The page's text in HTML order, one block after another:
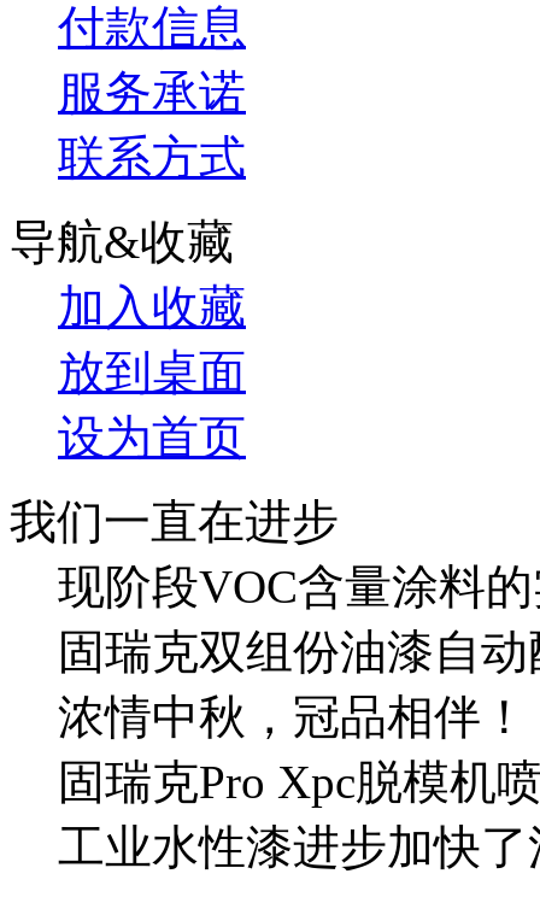
付款信息
服务承诺
联系方式
导航&收藏
加入收藏
放到桌面
设为首页
我们一直在进步
现阶段VOC含量涂料
固瑞克双组份油漆自
浓情中秋，冠品相伴！
固瑞克Pro Xpc脱模机
工业水性漆进步加快